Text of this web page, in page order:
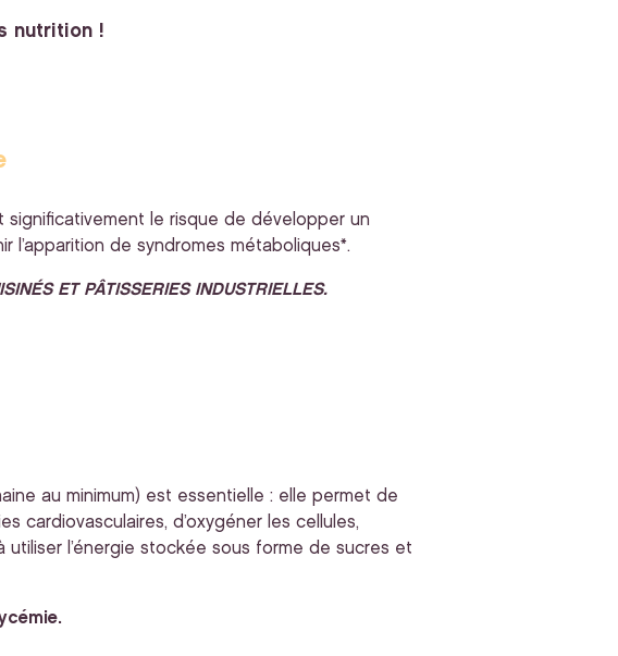
nutrition !
significativement le risque de développer un
de syndromes métaboliques*.
ET PÂTISSERIES INDUSTRIELLES.
au minimum) est essentielle : elle permet de
cardiovasculaires, d’oxygéner les cellules,
utiliser l’énergie stockée sous forme de sucres et